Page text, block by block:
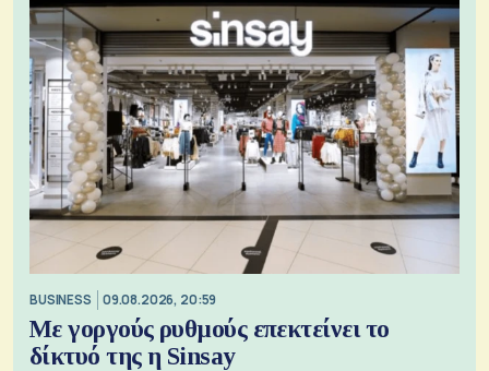
BUSINESS 09.08.2026, 20:59
Με γοργούς ρυθμούς επεκτείνει το
δίκτυό της η Sinsay